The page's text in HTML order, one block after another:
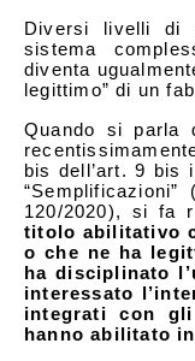
Diversi livelli di
sistema
diventa
legittimo” di un
Quando si parla
bis dell’art. 9 bis
120/2020), si fa
titolo abilitativo
o che ne ha
ha disciplinato
interessato
integrati con
hanno abilitato